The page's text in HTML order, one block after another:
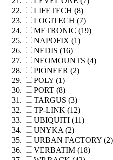
LIFETECH (8)
LOGITECH (7)
METRONIC (19)
NAPOFIX (1)
NEDIS (16)
NEOMOUNTS (4)
PIONEER (2)
POLY (1)
PORT (8)
TARGUS (3)
TP-LINK (12)
UBIQUITI (11)
UNYKA (2)
URBAN FACTORY (2)
VERBATIM (18)